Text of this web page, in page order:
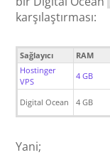
karşılaştırması:
Sağlayıcı RAM
Hostinger
VPS
4 GB
Digital Ocean
4 GB
Yani;